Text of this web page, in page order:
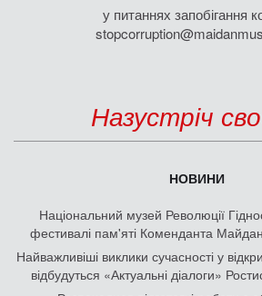
у питаннях запобігання
Назустріч
НОВИНИ
Національний музей Революції
фестивалі пам'яті Коменданта
Найважливіші виклики сучасності у
відбудуться «Актуальні діалоги»